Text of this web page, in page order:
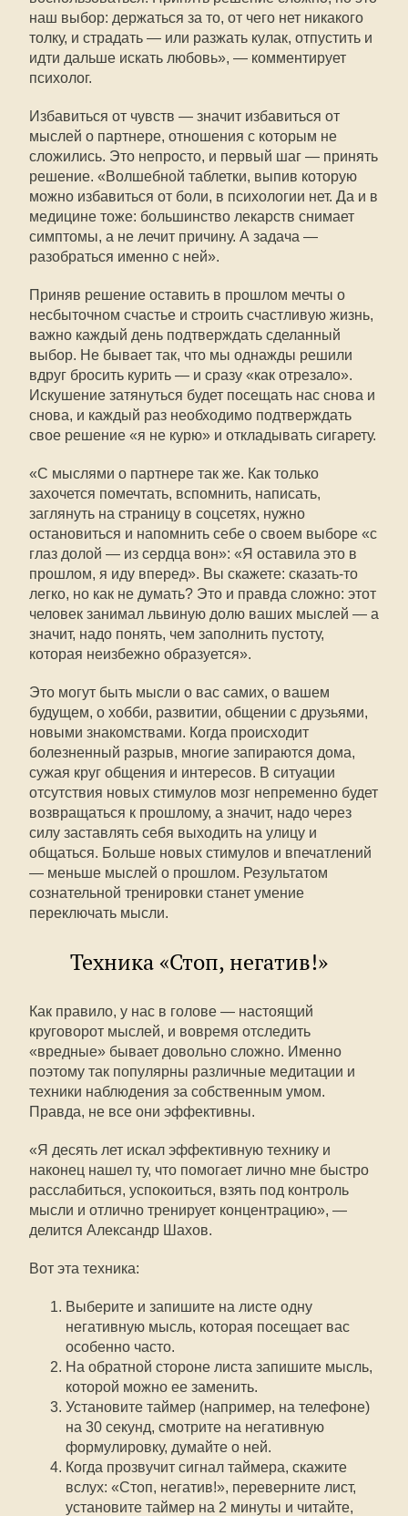
наш выбор: держаться за то, от чего нет никакого
толку, и страдать — или разжать кулак, отпустить и
идти дальше искать любовь», — комментирует
психолог.
Избавиться от чувств — значит избавиться от
мыслей о партнере, отношения с которым не
сложились. Это непросто, и первый шаг — принять
решение. «Волшебной таблетки, выпив которую
можно избавиться от боли, в психологии нет. Да и в
медицине тоже: большинство лекарств снимает
симптомы, а не лечит причину. А задача —
разобраться именно с ней».
Приняв решение оставить в прошлом мечты о
несбыточном счастье и строить счастливую жизнь,
важно каждый день подтверждать сделанный
выбор. Не бывает так, что мы однажды решили
вдруг бросить курить — и сразу «как отрезало».
Искушение затянуться будет посещать нас снова и
снова, и каждый раз необходимо подтверждать
свое решение «я не курю» и откладывать сигарету.
«С мыслями о партнере так же. Как только
захочется помечтать, вспомнить, написать,
заглянуть на страницу в соцсетях, нужно
остановиться и напомнить себе о своем выборе «с
глаз долой — из сердца вон»: «Я оставила это в
прошлом, я иду вперед». Вы скажете: сказать-то
легко, но как не думать? Это и правда сложно: этот
человек занимал львиную долю ваших мыслей — а
значит, надо понять, чем заполнить пустоту,
которая неизбежно образуется».
Это могут быть мысли о вас самих, о вашем
будущем, о хобби, развитии, общении с друзьями,
новыми знакомствами. Когда происходит
болезненный разрыв, многие запираются дома,
сужая круг общения и интересов. В ситуации
отсутствия новых стимулов мозг непременно будет
возвращаться к прошлому, а значит, надо через
силу заставлять себя выходить на улицу и
общаться. Больше новых стимулов и впечатлений
— меньше мыслей о прошлом. Результатом
сознательной тренировки станет умение
переключать мысли.
Техника «Стоп, негатив!»
Как правило, у нас в голове — настоящий
круговорот мыслей, и вовремя отследить
«вредные» бывает довольно сложно. Именно
поэтому так популярны различные медитации и
техники наблюдения за собственным умом.
Правда, не все они эффективны.
«Я десять лет искал эффективную технику и
наконец нашел ту, что помогает лично мне быстро
расслабиться, успокоиться, взять под контроль
мысли и отлично тренирует концентрацию», —
делится Александр Шахов.
Вот эта техника:
Выберите и запишите на листе одну
негативную мысль, которая посещает вас
особенно часто.
На обратной стороне листа запишите мысль,
которой можно ее заменить.
Установите таймер (например, на телефоне)
на 30 секунд, смотрите на негативную
формулировку, думайте о ней.
Когда прозвучит сигнал таймера, скажите
вслух: «Стоп, негатив!», переверните лист,
установите таймер на 2 минуты и читайте,